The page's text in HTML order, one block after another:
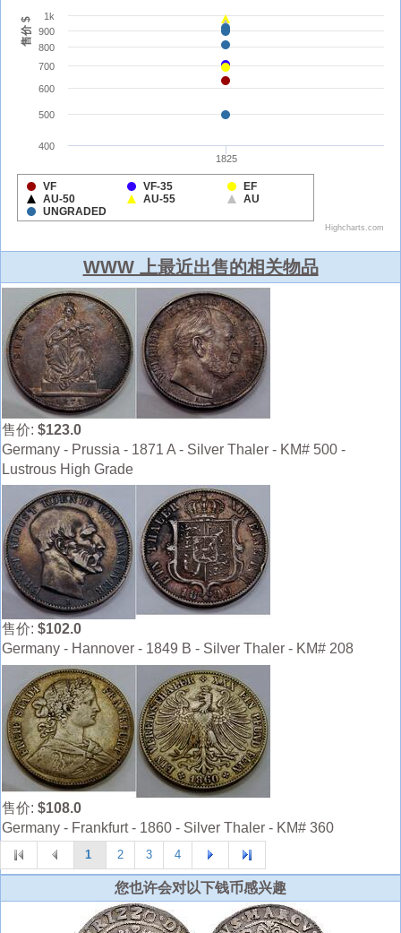
WWW 上最近出售的相关物品
售价: $123.0
Germany - Prussia - 1871 A - Silver Thaler - KM# 500 -
Lustrous High Grade
售价: $102.0
Germany - Hannover - 1849 B - Silver Thaler - KM# 208
售价: $108.0
Germany - Frankfurt - 1860 - Silver Thaler - KM# 360
1 2 3 4
您也许会对以下钱币感兴趣